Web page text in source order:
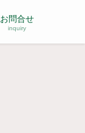
お問合せ
inquiry